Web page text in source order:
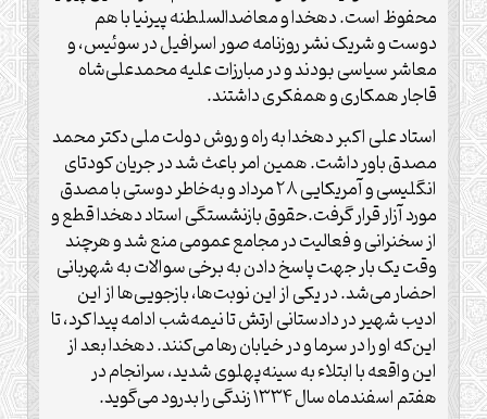
محفوظ است. دهخدا و معاضدالسلطنه پیرنیا با هم
دوست و شریک نشر روزنامه صور اسرافیل در سوئیس، و
معاشر سیاسی بودند و در مبارزات علیه محمدعلی‌شاه
قاجار همکاری و همفکری داشتند.
استاد علی اکبر دهخدا به راه و روش دولت ملی دکتر محمد
مصدق باور داشت. همین امر باعث شد در جریان کودتای
انگلیسی و آمریکایی ۲۸ مرداد و به‌خاطر دوستی با مصدق
مورد آزار قرار گرفت.حقوق بازنشستگی استاد دهخدا قطع و
از سخنرانی و فعالیت در مجامع عمومی منع شد و هرچند
وقت یک بار جهت پاسخ دادن به برخی سوالات به شهربانی
احضار می‌شد. در یکی از این نوبت‌ها، بازجویی‌ها از این
ادیب شهیر در دادستانی ارتش تا نیمه‌شب ادامه پیدا کرد، تا
این‌که او را در سرما و در خیابان رها می‌کنند. دهخدا بعد از
این واقعه با ابتلاء به سینه‌پهلوی شدید، سرانجام در
هفتم اسفندماه سال ۱۳۳۴ زندگی را بدرود می‌گوید.